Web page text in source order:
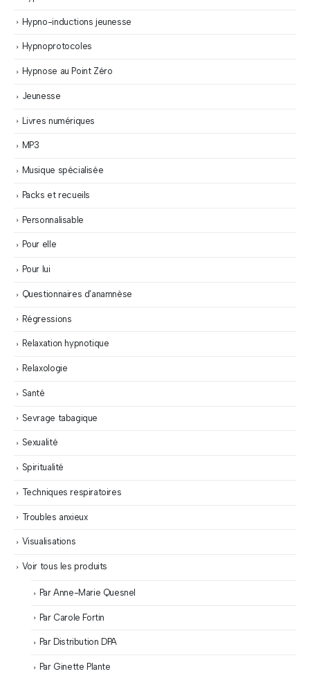
Hypno-inductions jeunesse
Hypnoprotocoles
Hypnose au Point Zéro
Jeunesse
Livres numériques
MP3
Musique spécialisée
Packs et recueils
Personnalisable
Pour elle
Pour lui
Questionnaires d’anamnèse
Régressions
Relaxation hypnotique
Relaxologie
Santé
Sevrage tabagique
Sexualité
Spiritualité
Techniques respiratoires
Troubles anxieux
Visualisations
Voir tous les produits
Par Anne-Marie Quesnel
Par Carole Fortin
Par Distribution DPA
Par Ginette Plante